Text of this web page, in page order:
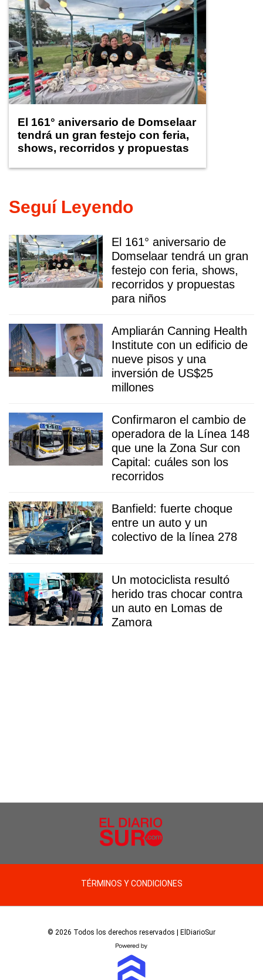
El 161° aniversario de Domselaar
tendrá un gran festejo con feria,
shows, recorridos y propuestas
Seguí Leyendo
El 161° aniversario de
Domselaar tendrá un gran
festejo con feria, shows,
recorridos y propuestas
para niños
Ampliarán Canning Health
Institute con un edificio de
nueve pisos y una
inversión de US$25
millones
Confirmaron el cambio de
operadora de la Línea 148
que une la Zona Sur con
Capital: cuáles son los
recorridos
Banfield: fuerte choque
entre un auto y un
colectivo de la línea 278
Un motociclista resultó
herido tras chocar contra
un auto en Lomas de
Zamora
TÉRMINOS Y CONDICIONES
© 2026 Todos los derechos reservados | ElDiarioSur